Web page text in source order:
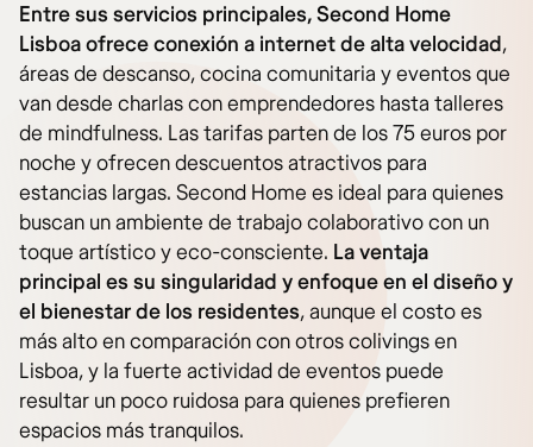
Entre sus servicios principales, Second Home
Lisboa ofrece conexión a internet de alta velocidad,
áreas de descanso, cocina comunitaria y eventos que
van desde charlas con emprendedores hasta talleres
de mindfulness. Las tarifas parten de los 75 euros por
noche y ofrecen descuentos atractivos para
estancias largas. Second Home es ideal para quienes
buscan un ambiente de trabajo colaborativo con un
toque artístico y eco-consciente. La ventaja
principal es su singularidad y enfoque en el diseño y
el bienestar de los residentes, aunque el costo es
más alto en comparación con otros colivings en
Lisboa, y la fuerte actividad de eventos puede
resultar un poco ruidosa para quienes prefieren
espacios más tranquilos.